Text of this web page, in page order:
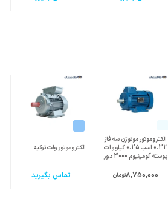
الکتروموتور موتوژن سه فاز
0.33 اسب 0.25 کیلووات
پوسته آلومینیوم 3000 دور
8,750,000تومان
الکتروموتور ولت ترکیه
تماس بگیرید